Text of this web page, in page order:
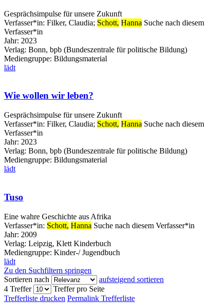
Gesprächsimpulse für unsere Zukunft
Verfasser*in: Filker, Claudia; Schott, Hanna Suche nach diesem
Verfasser*in
Jahr: 2023
Verlag: Bonn, bpb (Bundeszentrale für politische Bildung)
Mediengruppe: Bildungsmaterial
lädt
Wie wollen wir leben?
Gesprächsimpulse für unsere Zukunft
Verfasser*in: Filker, Claudia; Schott, Hanna Suche nach diesem
Verfasser*in
Jahr: 2023
Verlag: Bonn, bpb (Bundeszentrale für politische Bildung)
Mediengruppe: Bildungsmaterial
lädt
Tuso
Eine wahre Geschichte aus Afrika
Verfasser*in: Schott, Hanna Suche nach diesem Verfasser*in
Jahr: 2009
Verlag: Leipzig, Klett Kinderbuch
Mediengruppe: Kinder-/ Jugendbuch
lädt
Zu den Suchfiltern springen
Sortieren nach
aufsteigend sortieren
4 Treffer
Treffer pro Seite
Trefferliste drucken Permalink Trefferliste